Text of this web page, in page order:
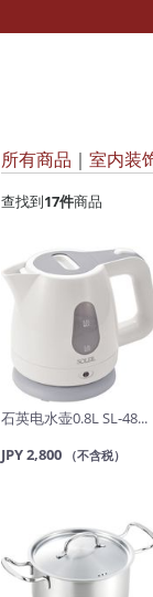
所有商品 室内装
查找到17件商品
石英电水壶0.8L SL-48...
JPY 2,800
（不含税）